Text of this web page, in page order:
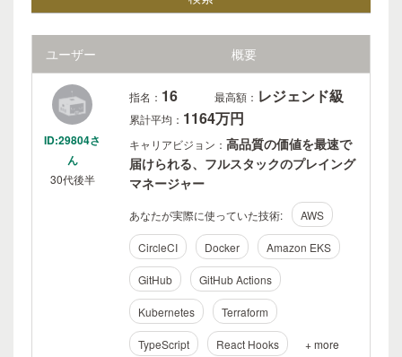
ユーザー 概要
ID:29804さ
ん
30代後半
指名： 16 最高額： レジェンド級
累計平均： 1164万円
キャリアビジョン： 高品質の価値を最速で
届けられる、フルスタックのプレイング
マネージャー
あなたが実際に使っていた技術: AWS
CircleCI Docker Amazon EKS
GitHub GitHub Actions
Kubernetes Terraform
TypeScript React Hooks + more